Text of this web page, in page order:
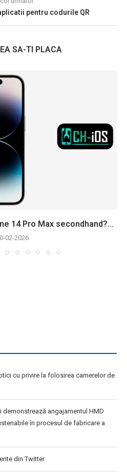
pentru codurile QR
SA-TI PLACA
14 Pro Max secondhand?...
02-2026
cu privire la folosirea camerelor de
demonstrează angajamentul HMD
în procesul de fabricare a
din Twitter